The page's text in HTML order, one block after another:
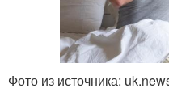
Фото из источника: